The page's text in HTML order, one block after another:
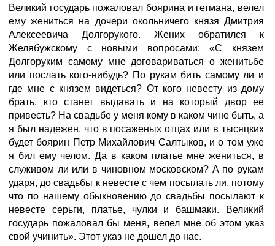
Великий государь пожаловал боярина и гетмана, велел
ему жениться на дочери окольничего князя Дмитрия
Алексеевича Долгорукого. Жених обратился к
Желябужскому с новыми вопросами: «С князем
Долгоруким самому мне договариваться о женитьбе
или послать кого-нибудь? По рукам бить самому ли и
где мне с князем видеться? От кого невесту из дому
брать, кто станет выдавать и на который двор ее
привесть? На свадьбе у меня кому в каком чине быть, а
я был надежен, что в посаженых отцах или в тысяцких
будет боярин Петр Михайлович Салтыков, и о том уже
я бил ему челом. Да в каком платье мне жениться, в
служивом ли или в чиновном московском? А по рукам
ударя, до свадьбы к невесте с чем посылать ли, потому
что по нашему обыкновению до свадьбы посылают к
невесте серьги, платье, чулки и башмаки. Великий
государь пожаловал бы меня, велел мне об этом указ
свой учинить». Этот указ не дошел до нас.